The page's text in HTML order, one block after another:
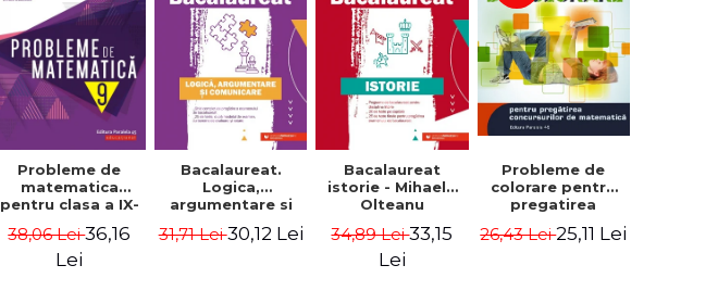
Probleme de
matematica
pentru clasa a IX-
Editia a VIII-a -
Lucian Dragomir,
38,06 Lei36,16
Lei
Bacalaureat.
Logica,
argumentare si
complet de
31,71 Lei30,12 Lei
Bacalaureat
istorie - Mihaela
Olteanu
34,89 Lei33,15
Lei
Probleme de
colorare pentru
pregatirea
matematica.
26,43 Lei25,11 Lei